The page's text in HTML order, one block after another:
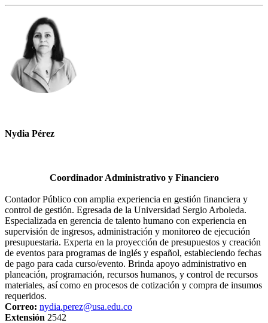
Nydia Pérez
Coordinador Administrativo y Financiero
Contador Público con amplia experiencia en gestión financiera y
control de gestión. Egresada de la Universidad Sergio Arboleda.
Especializada en gerencia de talento humano con experiencia en
supervisión de ingresos, administración y monitoreo de ejecución
presupuestaria. Experta en la proyección de presupuestos y creación
de eventos para programas de inglés y español, estableciendo fechas
de pago para cada curso/evento. Brinda apoyo administrativo en
planeación, programación, recursos humanos, y control de recursos
materiales, así como en procesos de cotización y compra de insumos
requeridos.
Correo: nydia.perez@usa.edu.co
Extensión 2542